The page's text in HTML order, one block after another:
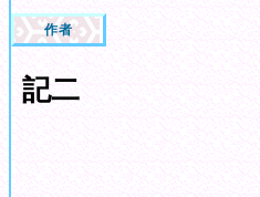
記二
作者